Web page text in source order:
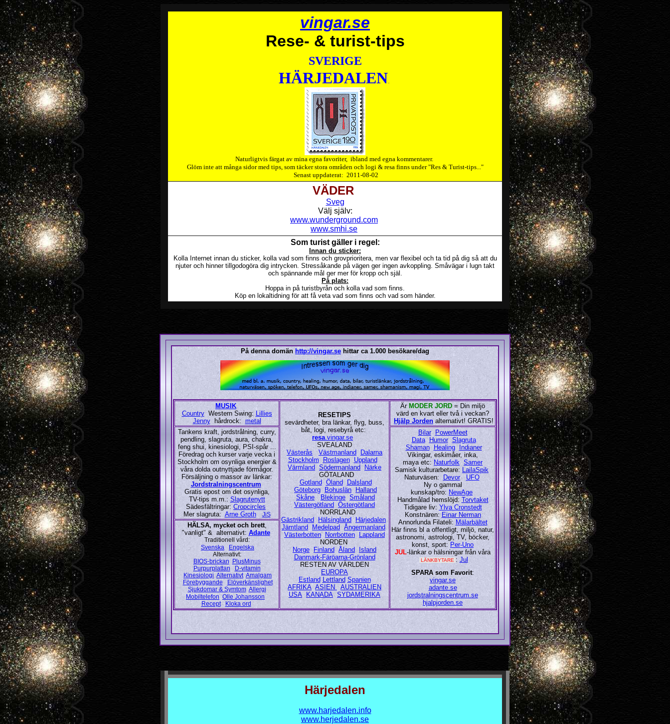
vingar.se
Rese- & turist-tips
SVERIGE
HÄRJEDALEN.
Naturligtvis färgat av mina egna favoriter, ibland med egna kommentarer.
Glöm inte att många sidor med tips, som täcker stora områden och logi & resa finns under "Res & Turist-tips..."
Senast uppdaterat: 2011-08-02
VÄDER
Sveg
Välj själv:
www.wunderground.com
www.smhi.se
Som turist gäller i regel:
Innan du sticker:
Kolla Internet innan du sticker, kolla vad som finns och grovprioritera, men var flexibel och ta tid på dig så att du
njuter och hinner tillgodogöra dig intrycken. Stressåkande på vägen ger ingen avkoppling. Småvägar i lugn takt
och spännande mål ger mer för kropp och själ.
På plats:
Hoppa in på turistbyrån och kolla vad som finns.
Köp en lokaltidning för att få veta vad som finns och vad som händer.
På denna domän http://vingar.se hittar ca 1.000 besökare/dag
MUSIK
CountryWestern Swing: Lillies
Jennyhårdrock: metal
RESETIPS
sevärdheter, bra länkar, flyg, buss,
båt, logi, resebyrå etc:
resa.vingar.se
SVEALAND
Västerås
Västmanland
Dalarna
Stockholm
Roslagen
Uppland
Värmland Södermanland
Närke
GÖTALAND
Gotland Öland
Dalsland
Göteborg
Bohuslän
Halland
Skåne
Blekinge Småland
Västergötland Östergötland
NORRLAND
Gästrikland
Hälsingland
Härjedalen
Jämtland
Medelpad Ångermanland
Västerbotten
Norrbotten
Lappland
NORDEN
Norge
Finland Åland
Island
Danmark-Färöarna-Grönland
RESTEN AV VÄRLDEN
EUROPA
Estland Lettland Spanien
AFRIKA ASIEN
AUSTRALIEN
USA
KANADA SYDAMERIKA
Är MODER JORD= Din miljö
värd en kvart eller två i veckan?
Hjälp Jordenalternativt! GRATIS!
Tankens kraft, jordstrålning, curry,
pendling, slagruta, aura, chakra,
feng shui, kinesiologi, PSI-spår ...
Föredrag och kurser varje vecka i
Stockholm om osynliga energier &
våra dolda outnyttjade förmågor.
Försäljning o massor av länkar:
Jordstralningscentrum
Gratis epost om det osynliga,
TV-tips m.m.:Slagrutenytt
Sädesfältringar: Cropcircles
Mer slagruta: Arne Groth JiS
Bilar PowerMeet
Data
Humor Slagruta
Shaman
Healing
Indianer
Vikingar, eskimåer, inka,
maya etc:Naturfolk Samer
Samisk kulturarbetare: LailaSpik
Naturväsen:
Devor
UFO
Ny o gammal
kunskap/tro: NewAge
Handmålad hemslöjd: Torvtaket
Tidigare liv: Ylva Cronstedt
Konstnären: Einar Nerman
Annorlunda Filateli: Mälarbältet
Här finns bl a offentligt, miljö, natur,
astronomi, astrologi, TV, böcker,
konst, sport: Per-Uno
JUL-länkar o hälsningar från våra
LÄNKBYTARE : Jul
SPARA som Favorit:
vingar.se
adante.se
jordstralningscentrum.se
hjalpjorden.se
HÄLSA, mycket och brett,
"vanligt" & alternativt: Adante
Traditionell vård:
Svenska
Engelska
Alternativt:
BIOS-brickan PlusMinus
Purpurplattan
D-vitamin
Kinesiologi Alternativt Amalgam
Förebyggande
Elöverkänslighet
Sjukdomar & Symtom Allergi
Mobiltelefon Olle Johansson
Recept
Kloka ord
Härjedalen
www.harjedalen.info
www.herjedalen.se